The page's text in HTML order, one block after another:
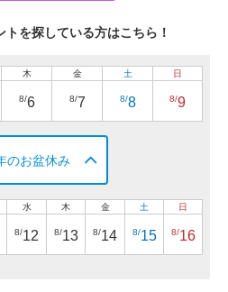
を探している方はこちら！
木
8/6
金
8/7
土
8/8
日
8/9
のお盆休み
水
8/12
木
8/13
金
8/14
土
8/15
日
8/16